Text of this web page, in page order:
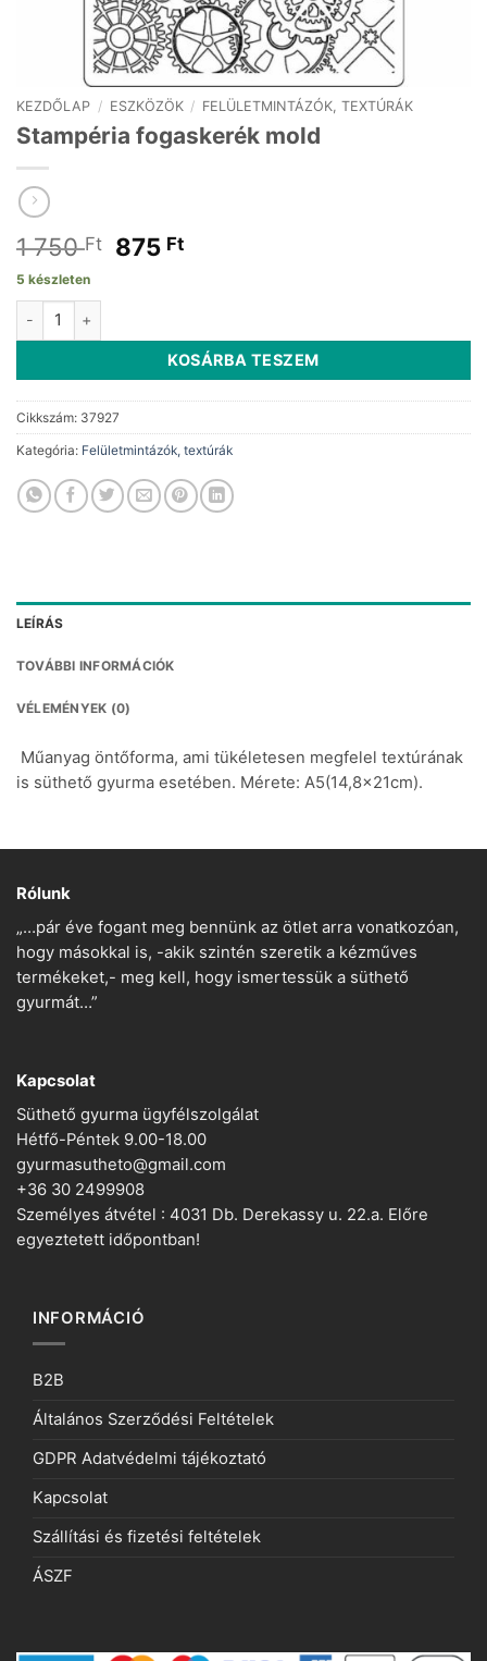
KEZDŐLAP / ESZKÖZÖK / FELÜLETMINTÁZÓK, TEXTÚRÁK
Stampéria fogaskerék mold
1 750Ft
Original
750 Ft.
875 FtCurrent
5 készleten
Stampéria fogaskerék mold mennyiség
KOSÁRBA TESZEM
Cikkszám: 37927
Kategória: Felületmintázók, textúrák
LEÍRÁS
TOVÁBBI INFORMÁCIÓK
VÉLEMÉNYEK (0)
Műanyag öntőforma, ami tükéletesen megfelel textúrának
is süthető gyurma esetében. Mérete: A5(14,8x21cm).
Rólunk
„…pár éve fogant meg bennünk az ötlet arra vonatkozóan,
hogy másokkal is, -akik szintén szeretik a kézműves
termékeket,- meg kell, hogy ismertessük a süthető
gyurmát…”
Kapcsolat
Süthető gyurma ügyfélszolgálat
Hétfő-Péntek 9.00-18.00
gyurmasutheto@gmail.com
+36 30 2499908
Személyes átvétel : 4031 Db. Derekassy u. 22.a. Előre
egyeztetett időpontban!
INFORMÁCIÓ
B2B
Általános Szerződési Feltételek
GDPR Adatvédelmi tájékoztató
Kapcsolat
Szállítási és fizetési feltételek
ÁSZF